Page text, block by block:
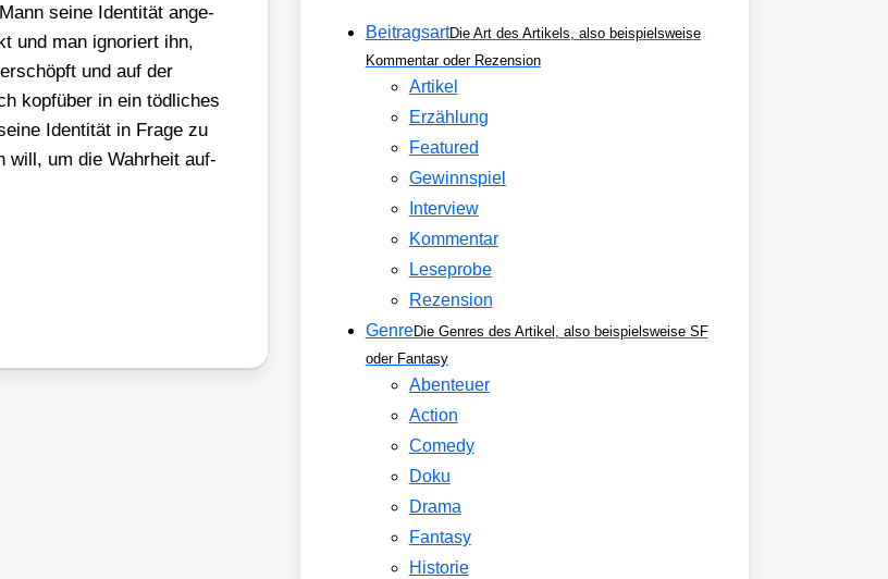
sei­ne Iden­ti­tät ange­
und man igno­riert ihn,
und auf der
kopf­über in ein töd­li­ches
Iden­ti­tät in Fra­ge zu
will, um die Wahr­heit auf­
BeitragsartDie Art des Artikels, also beispielsweise
Kommentar oder Rezension
Artikel
Erzählung
Featured
Gewinnspiel
Interview
Kommentar
Leseprobe
Rezension
GenreDie Genres des Artikel, also beispielsweise SF
oder Fantasy
Abenteuer
Action
Comedy
Doku
Drama
Fantasy
Historie